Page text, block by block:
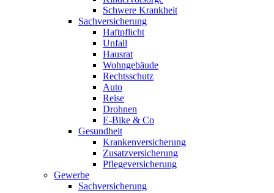
Schwere Krankheit
Sachversicherung
Haftpflicht
Unfall
Hausrat
Wohngebäude
Rechtsschutz
Auto
Reise
Drohnen
E-Bike & Co
Gesundheit
Krankenversicherung
Zusatzversicherung
Pflegeversicherung
Gewerbe
Sachversicherung